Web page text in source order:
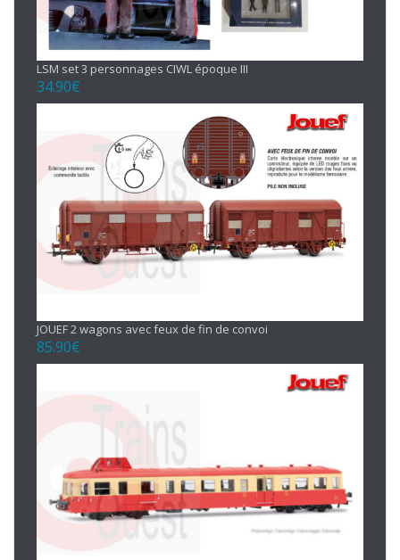
LSM set 3 personnages CIWL époque III
34.90€
JOUEF 2 wagons avec feux de fin de convoi
85.90€